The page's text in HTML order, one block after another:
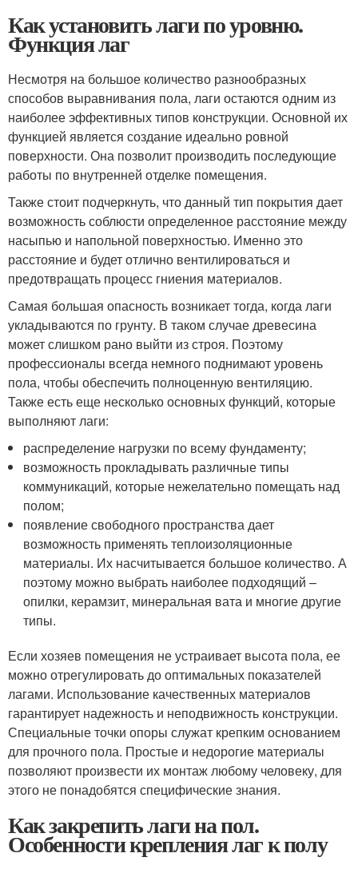
Как установить лаги по уровню.
Функция лаг
Несмотря на большое количество разнообразных
способов выравнивания пола, лаги остаются одним из
наиболее эффективных типов конструкции. Основной их
функцией является создание идеально ровной
поверхности. Она позволит производить последующие
работы по внутренней отделке помещения.
Также стоит подчеркнуть, что данный тип покрытия дает
возможность соблюсти определенное расстояние между
насыпью и напольной поверхностью. Именно это
расстояние и будет отлично вентилироваться и
предотвращать процесс гниения материалов.
Самая большая опасность возникает тогда, когда лаги
укладываются по грунту. В таком случае древесина
может слишком рано выйти из строя. Поэтому
профессионалы всегда немного поднимают уровень
пола, чтобы обеспечить полноценную вентиляцию.
Также есть еще несколько основных функций, которые
выполняют лаги:
распределение нагрузки по всему фундаменту;
возможность прокладывать различные типы
коммуникаций, которые нежелательно помещать над
полом;
появление свободного пространства дает
возможность применять теплоизоляционные
материалы. Их насчитывается большое количество. А
поэтому можно выбрать наиболее подходящий –
опилки, керамзит, минеральная вата и многие другие
типы.
Если хозяев помещения не устраивает высота пола, ее
можно отрегулировать до оптимальных показателей
лагами. Использование качественных материалов
гарантирует надежность и неподвижность конструкции.
Специальные точки опоры служат крепким основанием
для прочного пола. Простые и недорогие материалы
позволяют произвести их монтаж любому человеку, для
этого не понадобятся специфические знания.
Как закрепить лаги на пол.
Особенности крепления лаг к полу